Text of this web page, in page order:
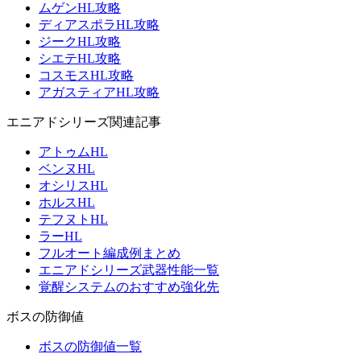
ムゲンHL攻略
ディアスポラHL攻略
ジークHL攻略
シエテHL攻略
コスモスHL攻略
アガスティアHL攻略
エニアドシリーズ関連記事
アトゥムHL
ベンヌHL
オシリスHL
ホルスHL
テフヌトHL
ラーHL
フルオート編成例まとめ
エニアドシリーズ武器性能一覧
覚醒システムのおすすめ強化先
ボスの防御値
ボスの防御値一覧